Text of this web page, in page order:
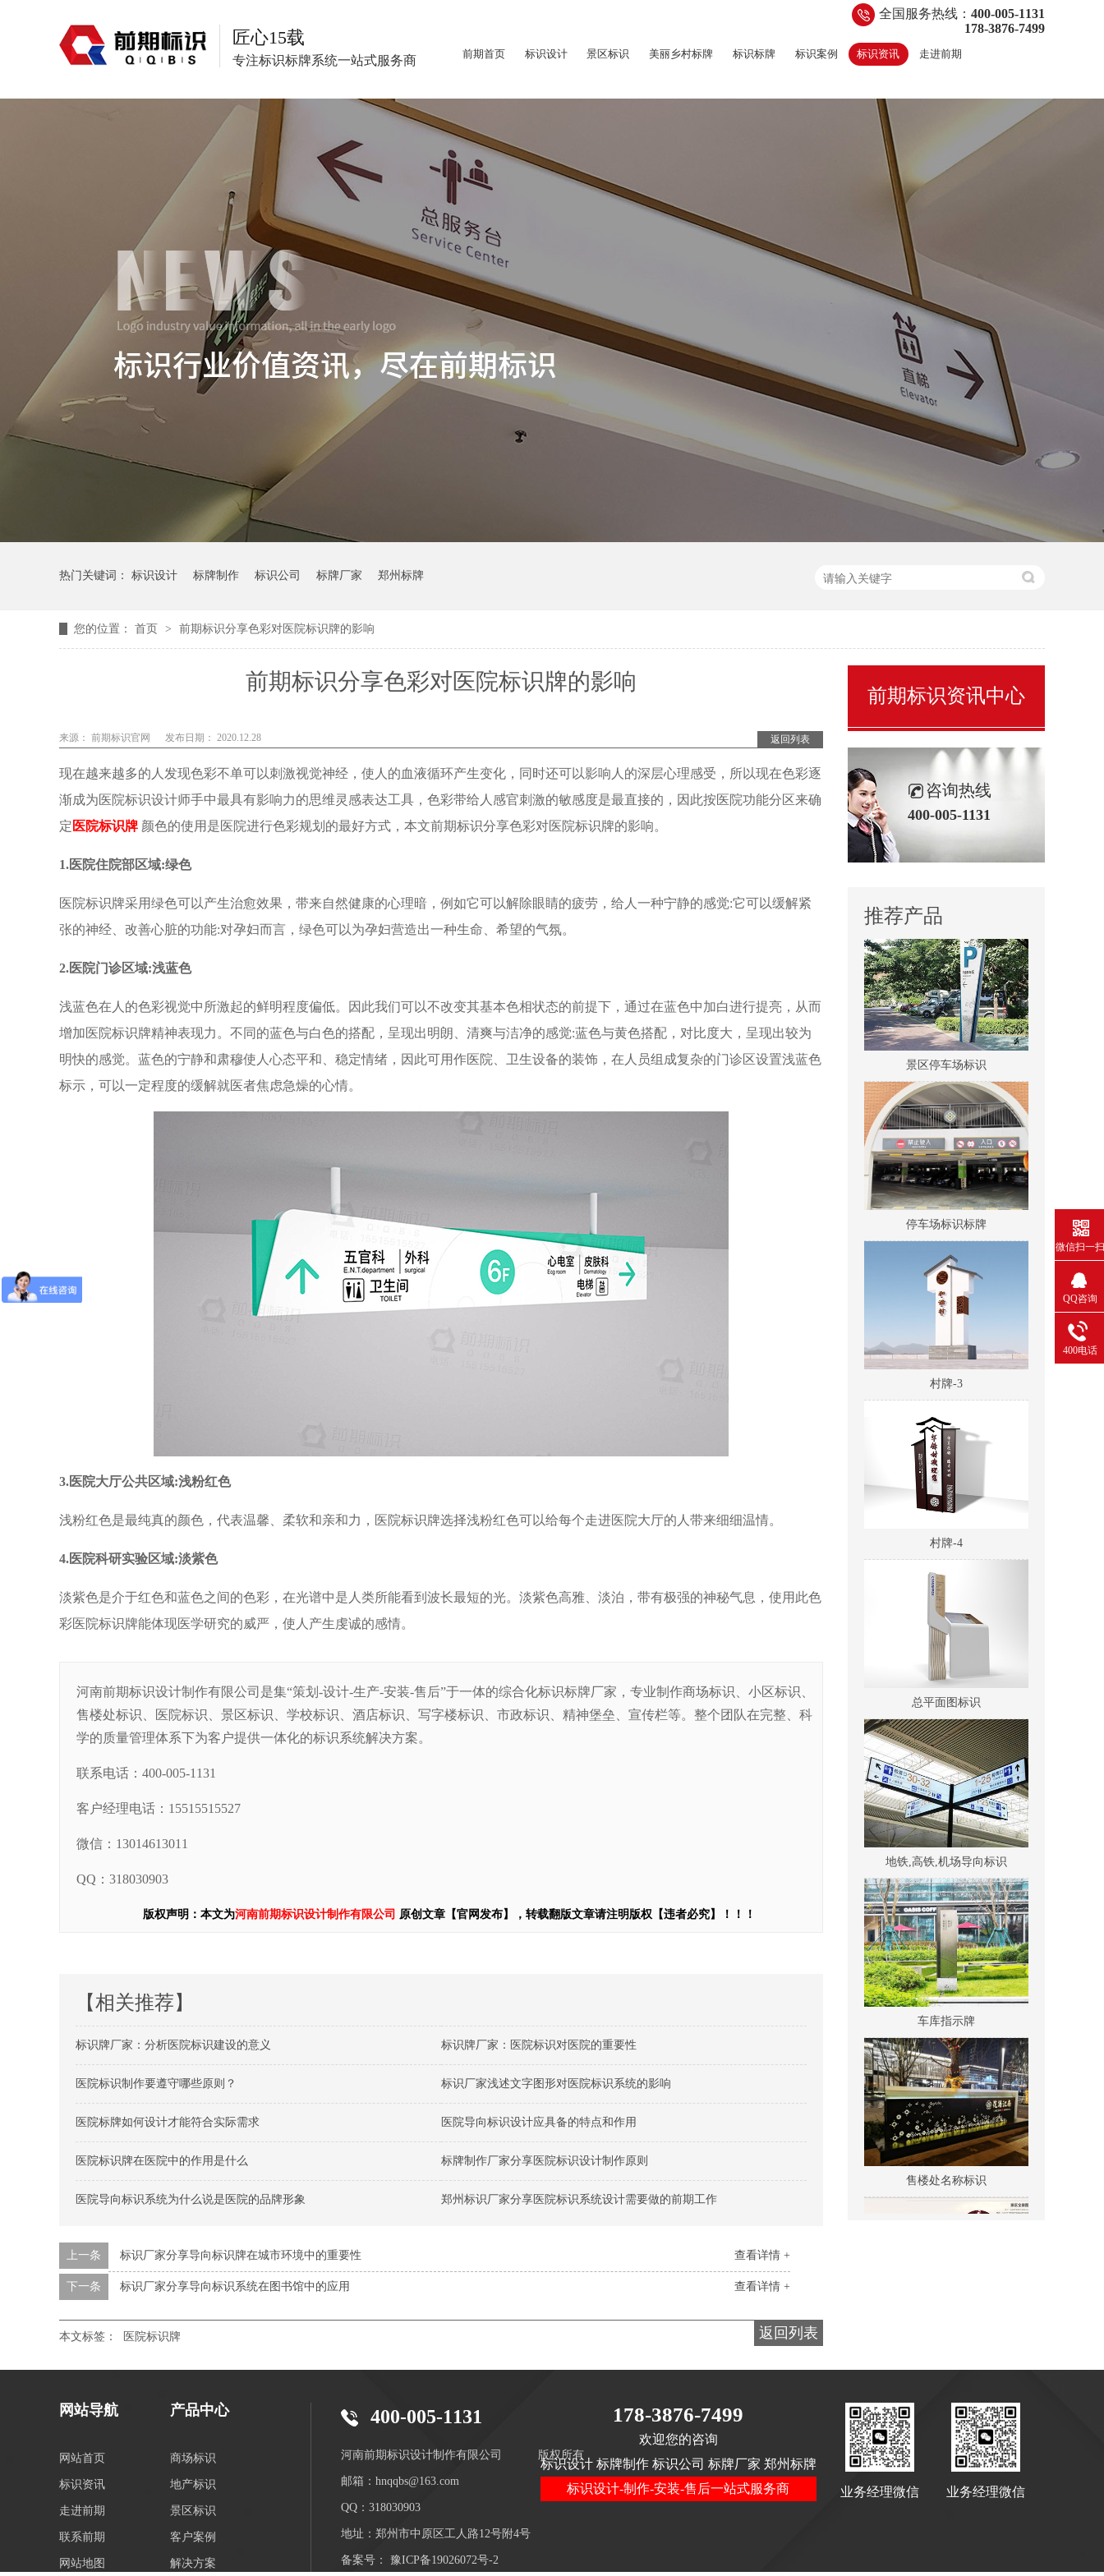
匠心15载
专注标识标牌系统一站式服务商
全国服务热线： 400-005-1131
178-3876-7499
前期首页 标识设计 景区标识 美丽乡村标牌 标识标牌 标识案例 标识资讯 走进前期
热门关键词： 标识设计 标牌制作 标识公司 标牌厂家 郑州标牌
您的位置： 首页 > 前期标识分享色彩对医院标识牌的影响
前期标识分享色彩对医院标识牌的影响
返回列表
来源： 前期标识官网 发布日期： 2020.12.28
现在越来越多的人发现色彩不单可以刺激视觉神经，使人的血液循环产生变化，同时还可以影响人的深层心理感受，所以现在色彩逐
渐成为医院标识设计师手中最具有影响力的思维灵感表达工具，色彩带给人感官刺激的敏感度是最直接的，因此按医院功能分区来确
定 医院标识牌 颜色的使用是医院进行色彩规划的最好方式，本文前期标识分享色彩对医院标识牌的影响。
1.医院住院部区域:绿色
医院标识牌采用绿色可以产生治愈效果，带来自然健康的心理暗，例如它可以解除眼睛的疲劳，给人一种宁静的感觉:它可以缓解紧
张的神经、改善心脏的功能:对孕妇而言，绿色可以为孕妇营造出一种生命、希望的气氛。
2.医院门诊区域:浅蓝色
浅蓝色在人的色彩视觉中所激起的鲜明程度偏低。因此我们可以不改变其基本色相状态的前提下，通过在蓝色中加白进行提亮，从而
增加医院标识牌精神表现力。不同的蓝色与白色的搭配，呈现出明朗、清爽与洁净的感觉:蓝色与黄色搭配，对比度大，呈现出较为
明快的感觉。蓝色的宁静和肃穆使人心态平和、稳定情绪，因此可用作医院、卫生设备的装饰，在人员组成复杂的门诊区设置浅蓝色
标示，可以一定程度的缓解就医者焦虑急燥的心情。
3.医院大厅公共区域:浅粉红色
浅粉红色是最纯真的颜色，代表温馨、柔软和亲和力，医院标识牌选择浅粉红色可以给每个走进医院大厅的人带来细细温情。
4.医院科研实验区域:淡紫色
淡紫色是介于红色和蓝色之间的色彩，在光谱中是人类所能看到波长最短的光。淡紫色高雅、淡泊，带有极强的神秘气息，使用此色
彩医院标识牌能体现医学研究的威严，使人产生虔诚的感情。
河南前期标识设计制作有限公司是集“策划-设计-生产-安装-售后”于一体的综合化标识标牌厂家，专业制作商场标识、小区标识、
售楼处标识、医院标识、景区标识、学校标识、酒店标识、写字楼标识、市政标识、精神堡垒、宣传栏等。整个团队在完整、科
学的质量管理体系下为客户提供一体化的标识系统解决方案。
联系电话：400-005-1131
客户经理电话：15515515527
微信：13014613011
QQ：318030903
版权声明：本文为河南前期标识设计制作有限公司 原创文章【官网发布】，转载翻版文章请注明版权【违者必究】！！！
【相关推荐】
标识牌厂家：分析医院标识建设的意义 标识牌厂家：医院标识对医院的重要性
医院标识制作要遵守哪些原则？ 标识厂家浅述文字图形对医院标识系统的影响
医院标牌如何设计才能符合实际需求 医院导向标识设计应具备的特点和作用
医院标识牌在医院中的作用是什么 标牌制作厂家分享医院标识设计制作原则
医院导向标识系统为什么说是医院的品牌形象 郑州标识厂家分享医院标识系统设计需要做的前期工作
查看详情 +
上一条 标识厂家分享导向标识牌在城市环境中的重要性
查看详情 +
下一条 标识厂家分享导向标识系统在图书馆中的应用
返回列表
本文标签： 医院标识牌
前期标识资讯中心
咨询热线
400-005-1131
推荐产品
景区全景导视
景区停车场标识
停车场标识标牌
村牌-3
总平面图标识
地铁,高铁,机场导向标识
车库指示牌
售楼处名称标识
医院室内标识吊牌
网站导航
网站首页
标识资讯
走进前期
联系前期
网站地图
产品中心
商场标识
地产标识
景区标识
客户案例
解决方案
400-005-1131
河南前期标识设计制作有限公司 版权所有
邮箱：hnqqbs@163.com
QQ：318030903
地址：郑州市中原区工人路12号附4号
备案号： 豫ICP备19026072号-2
178-3876-7499
欢迎您的咨询
标识设计 标牌制作 标识公司 标牌厂家 郑州标牌
标识设计-制作-安装-售后一站式服务商
业务经理微信 业务经理微信
微信扫一扫
QQ咨询
400电话